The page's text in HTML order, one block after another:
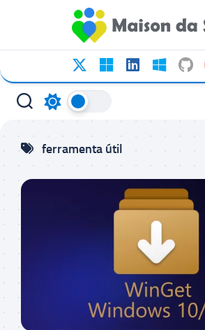
conteúdo
ferramenta útil